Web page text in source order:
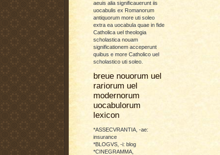
aeuis alia significauerunt iis
uocabulis ex Romanorum
antiquorum more uti soleo
extra ea uocabula quae in fide
Catholica uel theologia
scholastica nouam
significationem acceperunt
quibus e more Catholico uel
scholastico uti soleo.
breue nouorum uel
rariorum uel
modernorum
uocabulorum
lexicon
*ASSECVRANTIA, -ae:
insurance
*BLOGVS, -i: blog
*CINEGRAMMA,